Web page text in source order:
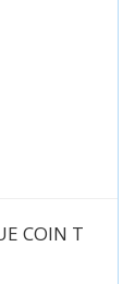
COIN T